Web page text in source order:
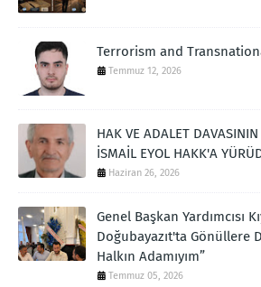
Terrorism and
Temmuz 12, 2026
HAK VE ADALET
İSMAİL EYOL HAKK'A
Haziran 26, 2026
Genel Başkan Yardımcısı
Doğubayazıt'ta Gönüllere
Halkın Adamıyım”
Temmuz 05, 2026